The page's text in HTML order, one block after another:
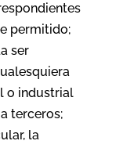
permitido;
ser
o industrial
terceros;
la